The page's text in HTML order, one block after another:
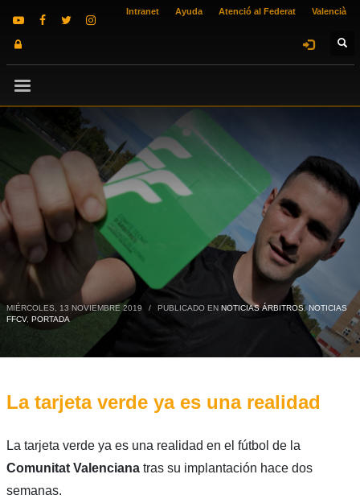
Intranet Ayuda Atenció al Federat Valencià
MIÉRCOLES, 13 NOVIEMBRE 2019 / PUBLICADO EN NOTICIAS ÁRBITROS,NOTICIAS
FFCV, PORTADA
La tarjeta verde ya es una realidad
La tarjeta verde ya es una realidad en el fútbol de la
Comunitat Valenciana tras su implantación hace dos
semanas.